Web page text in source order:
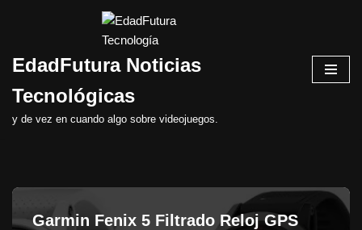
al
EdadFutura Noticias
Tecnológicas
y de vez en cuando algo sobre videojuegos.
Garmin Fenix 5 Filtrado Reloj GPS